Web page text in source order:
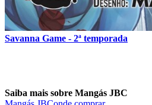
Savanna Game - 2ª temporada
Saiba mais sobre Mangás JBC